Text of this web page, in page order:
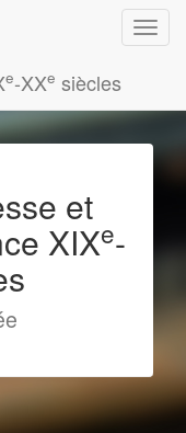
e-XXe siècles
et
XIXe-